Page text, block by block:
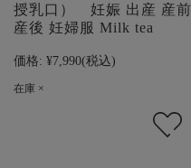
授乳口） 妊娠 出産 産前
産後 妊婦服 Milk tea
価格: ¥7,990(税込)
在庫 ×